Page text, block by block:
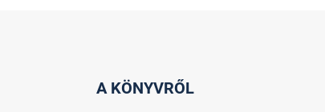
A KÖNYVRŐL